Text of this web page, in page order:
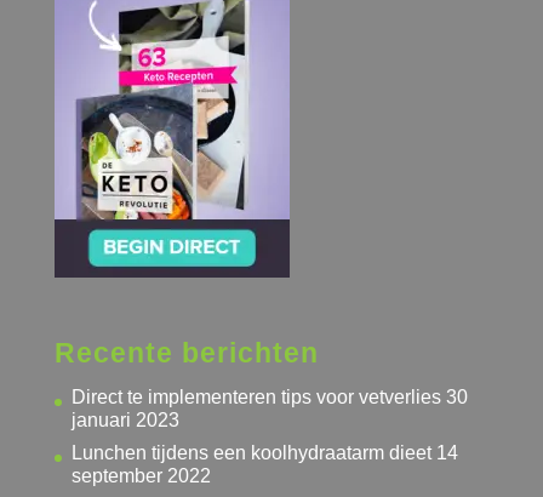
Recente berichten
Direct te implementeren tips voor vetverlies 30
januari 2023
Lunchen tijdens een koolhydraatarm dieet 14
september 2022